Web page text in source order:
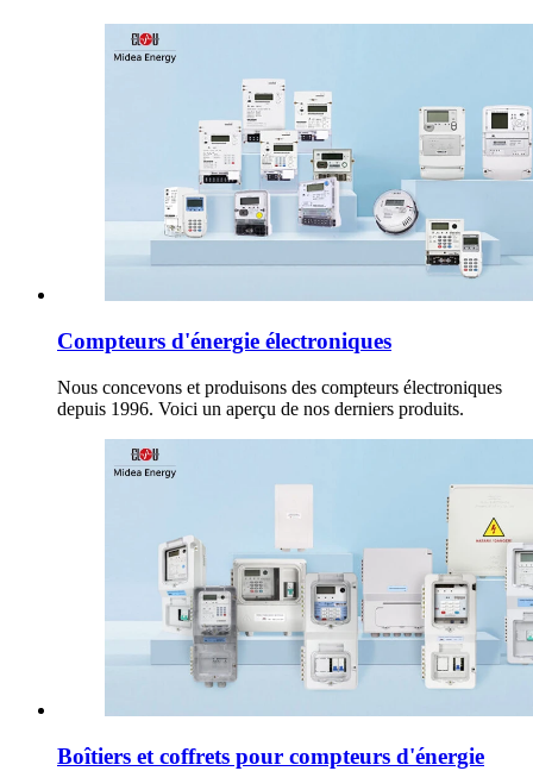
Compteurs d'énergie électroniques
Nous concevons et produisons des compteurs électroniques
depuis 1996. Voici un aperçu de nos derniers produits.
Boîtiers et coffrets pour compteurs d'énergie